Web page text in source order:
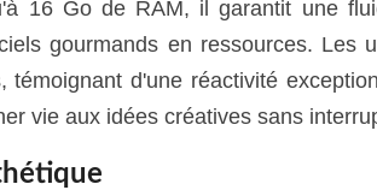
16 Go de RAM, il garantit une
gourmands en ressources. Les
témoignant d'une réactivité
vie aux idées créatives sans